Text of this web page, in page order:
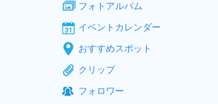
フォトアルバム
イベントカレンダー
おすすめスポット
クリップ
フォロワー